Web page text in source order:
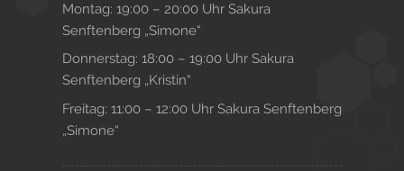
Montag: 19:00 – 20:00 Uhr Sakura
Senftenberg „Simone“
Donnerstag: 18:00 – 19:00 Uhr Sakura
Senftenberg „Kristin“
Freitag: 11:00 – 12:00 Uhr Sakura Senftenberg
„Simone“